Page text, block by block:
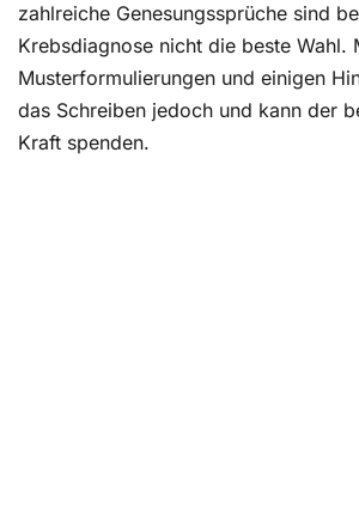
Persönliche Worte sind wichtig
So schreiben Sie eine Karte mit
an den Erkrankten
Genesungskarte bei Krebs: Eine
zahlreiche Genesungssprüche sind
Krebsdiagnose nicht die beste Wahl.
Musterformulierungen und einigen
das Schreiben jedoch und kann der
Kraft spenden.